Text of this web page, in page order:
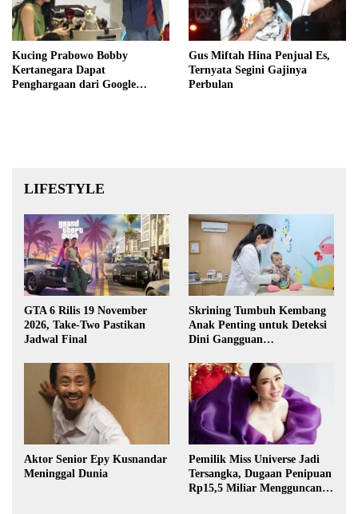
Kucing Prabowo Bobby
Kertanegara Dapat
Penghargaan dari Google
Gus Miftah Hina Penjual Es,
Ternyata Segini Gajinya
Perbulan
LIFESTYLE
GTA 6 Rilis 19 November
2026, Take-Two Pastikan
Jadwal Final
Skrining Tumbuh Kembang
Anak Penting untuk Deteksi
Dini Gangguan
Aktor Senior Epy Kusnandar
Meninggal Dunia
Pemilik Miss Universe Jadi
Tersangka, Dugaan Penipuan
Rp15,5 Miliar Mengguncang